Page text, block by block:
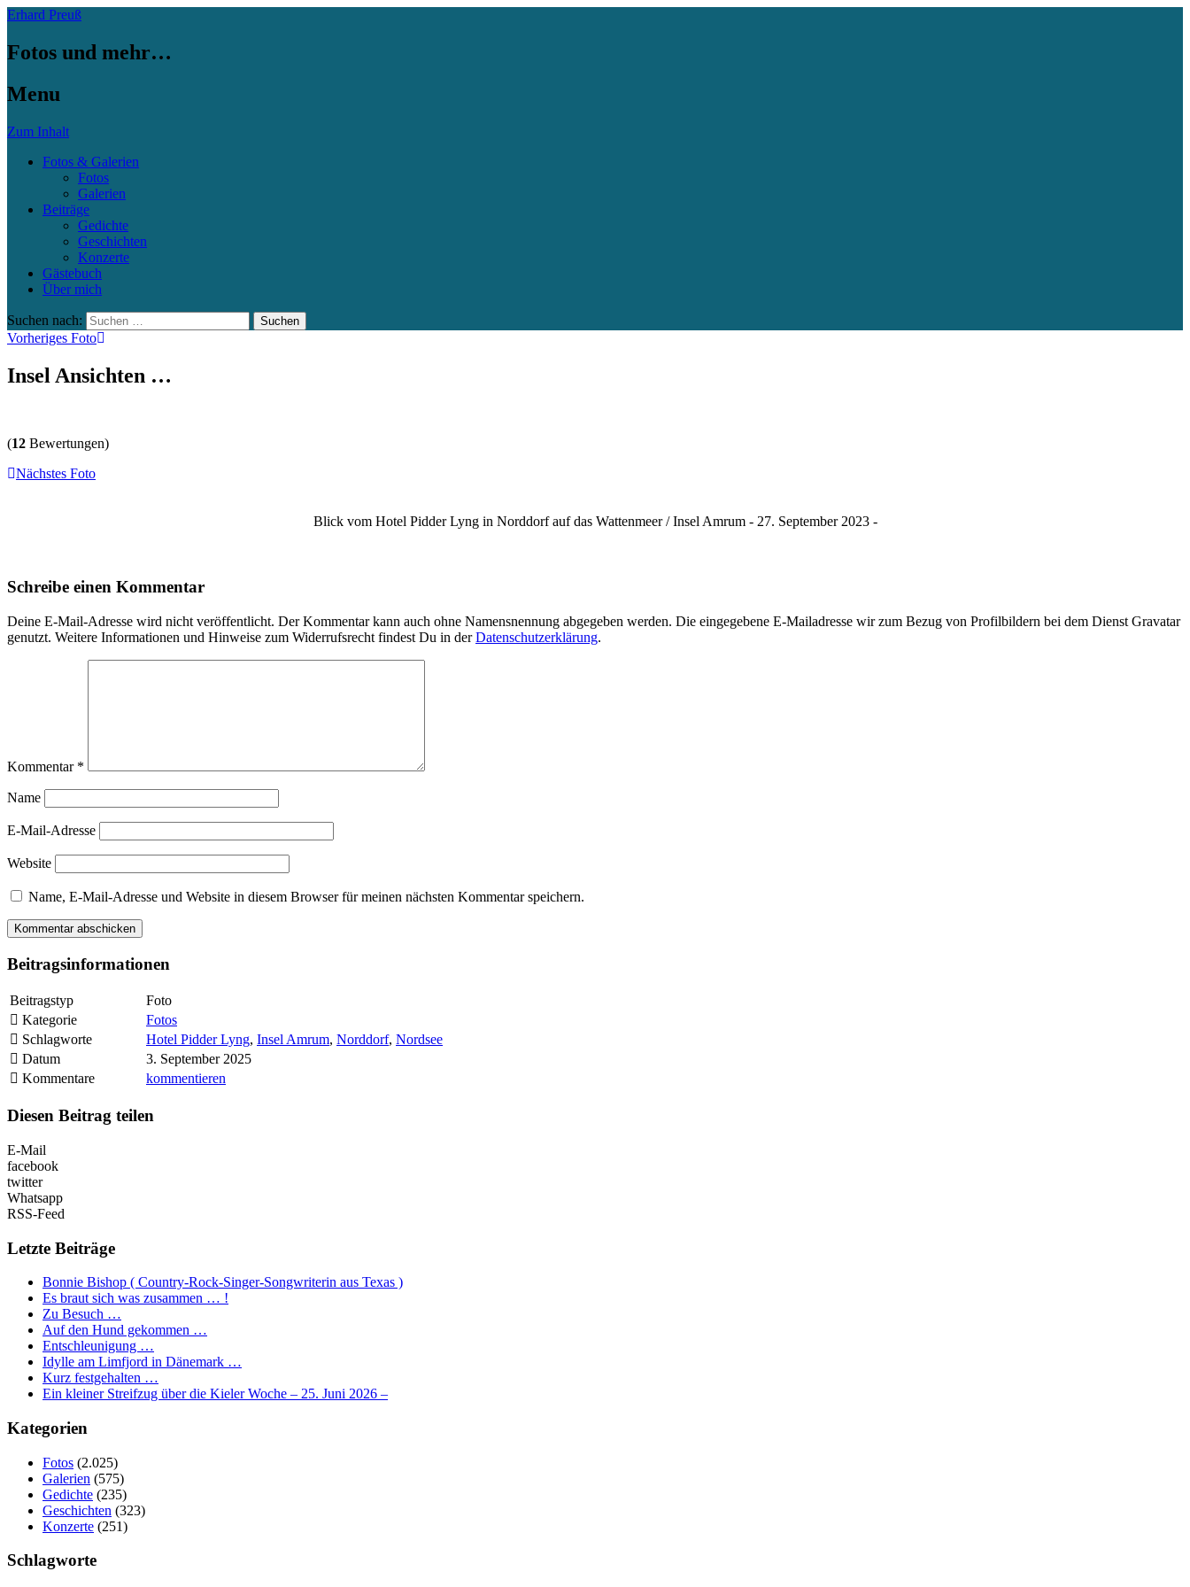
Erhard Preuß
Fotos und mehr…
Menu
Zum Inhalt
Fotos & Galerien
Fotos
Galerien
Beiträge
Gedichte
Geschichten
Konzerte
Gästebuch
Über mich
Suchen nach:
Vorheriges Foto
Insel Ansichten …
(12 Bewertungen)
Nächstes Foto
Blick vom Hotel Pidder Lyng in Norddorf auf das Wattenmeer / Insel Amrum - 27. September 2023 -
Schreibe einen Kommentar
Deine E-Mail-Adresse wird nicht veröffentlicht. Der Kommentar kann auch ohne Namensnennung abgegeben werden. Die eingegebene E-Mailadresse wir zum Bezug von Profilbildern bei dem Dienst Gravatar
genutzt. Weitere Informationen und Hinweise zum Widerrufsrecht findest Du in derDatenschutzerklärung.
Kommentar *
Name
E-Mail-Adresse
Website
Name, E-Mail-Adresse und Website in diesem Browser für meinen nächsten Kommentar speichern.
Beitragsinformationen
Beitragstyp
Foto
Kategorie
Fotos
Schlagworte
Hotel Pidder Lyng, Insel Amrum, Norddorf, Nordsee
Datum
3. September 2025
Kommentare
kommentieren
Diesen Beitrag teilen
E-Mail
facebook
twitter
Whatsapp
RSS-Feed
Letzte Beiträge
Bonnie Bishop ( Country-Rock-Singer-Songwriterin aus Texas )
Es braut sich was zusammen … !
Zu Besuch …
Auf den Hund gekommen …
Entschleunigung …
Idylle am Limfjord in Dänemark …
Kurz festgehalten …
Ein kleiner Streifzug über die Kieler Woche – 25. Juni 2026 –
Kategorien
Fotos (2.025)
Galerien (575)
Gedichte (235)
Geschichten (323)
Konzerte (251)
Schlagworte